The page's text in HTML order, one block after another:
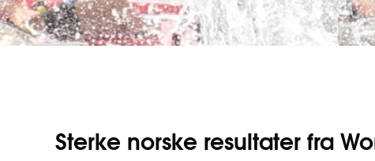
Sterke norske resultater fra